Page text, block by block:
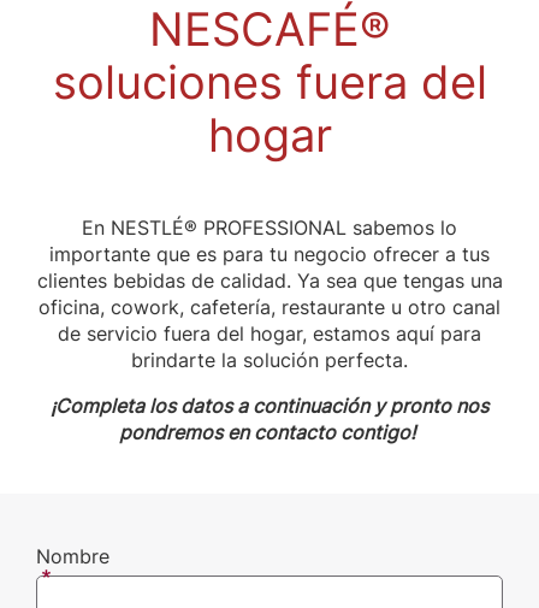
NESCAFÉ®
soluciones fuera del
hogar
En NESTLÉ® PROFESSIONAL sabemos lo
importante que es para tu negocio ofrecer a tus
clientes bebidas de calidad. Ya sea que tengas una
oficina, cowork, cafetería, restaurante u otro canal
de servicio fuera del hogar, estamos aquí para
brindarte la solución perfecta.
¡Completa los datos a continuación y pronto nos
pondremos en contacto contigo!
Nombre